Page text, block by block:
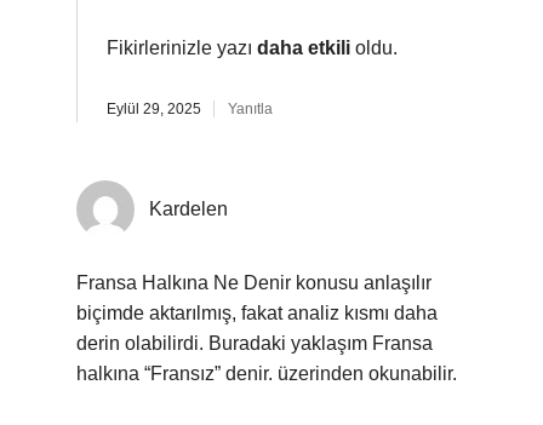
Fikirlerinizle yazı daha etkili oldu.
Eylül 29, 2025 Yanıtla
Kardelen
Fransa Halkına Ne Denir konusu anlaşılır
biçimde aktarılmış, fakat analiz kısmı daha
derin olabilirdi. Buradaki yaklaşım Fransa
halkına “Fransız” denir. üzerinden okunabilir.